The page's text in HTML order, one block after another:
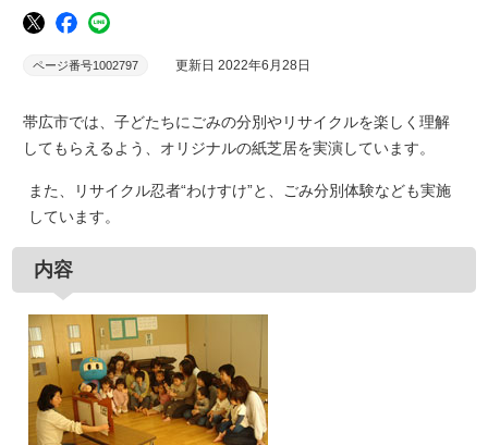
ページ番号1002797 更新日 2022年6月28日
帯広市では、子どたちにごみの分別やリサイクルを楽しく理解
してもらえるよう、オリジナルの紙芝居を実演しています。
また、リサイクル忍者“わけすけ”と、ごみ分別体験なども実施
しています。
内容